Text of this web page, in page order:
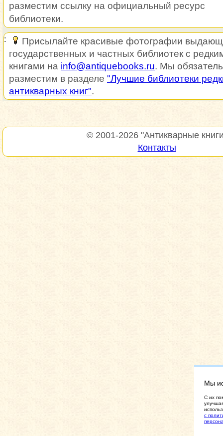
разместим ссылку на официальный ресурс
библиотеки.
Присылайте красивые фотографии
государственных и частных библиотек с
книгами на info@antiquebooks.ru. Мы
разместим в разделе "Лучшие библиотеки
антикварных книг".
© 2001-2026 "Антикварные
Контакты
Мы
C их
с